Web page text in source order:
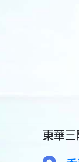
東華三